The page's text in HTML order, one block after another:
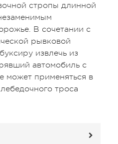
стропы длинной
В сочетании с
рывковой
извлечь из
автомобиль с
может применяться в
троса